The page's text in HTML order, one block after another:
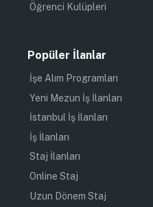
Öğrenci Kulüpleri
Popüler İlanlar
İşe Alım Programları
Yeni Mezun İş İlanları
İstanbul İş İlanları
İş İlanları
Staj İlanları
Online Staj
Uzun Dönem Staj